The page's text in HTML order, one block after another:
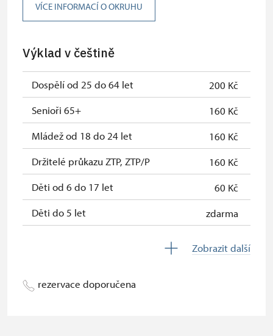
Celoroční volné vstupenky vydané
Jednorázové vstupenky vydané NPÚ
Průkaz zaměstnance NPÚ (+ až 3
rodinní příslušníci)
zdarma
Průkaz Náš člověk *
zdarma
* Platí pouze pro jednu osobu
(držitele průkazu)
VÍCE INFORMACÍ O OKRUHU
Výklad v češtině
Dospělí od 25 do 64 let
200 Kč
Senioři 65+
160 Kč
Mládež od 18 do 24 let
160 Kč
Držitelé průkazu ZTP, ZTP/P
160 Kč
Děti od 6 do 17 let
60 Kč
Děti do 5 let
zdarma
skupiny 1 osoba na 10 dětí)
Zobrazit další
rezervace doporučena